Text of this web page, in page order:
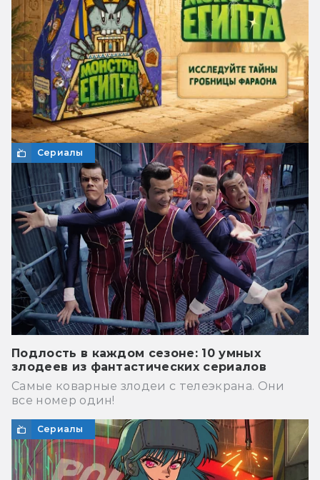
Сериалы
Подлость в каждом сезоне: 10 умных
злодеев из фантастических сериалов
Самые коварные злодеи с телеэкрана. Они
все номер один!
Сериалы